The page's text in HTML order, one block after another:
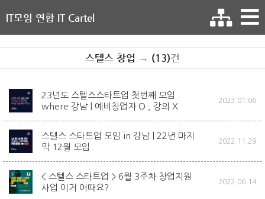
IT모임 연합 IT Cartel
스텔스 창업 → (13)건
23년도 스텔스스타트업 첫번째 모임
where 강남 | 예비창업자 O , 강의 X
2023.01.06
스텔스 스타트업 모임 in 강남 | 22년 마지
막 12월 모임
2022.11.29
< 스텔스 스타트업 > 6월 3주차 창업지원
사업 이거 어때요?
2022.06.14